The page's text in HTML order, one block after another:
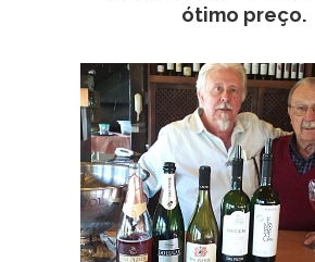
ótimo preço.